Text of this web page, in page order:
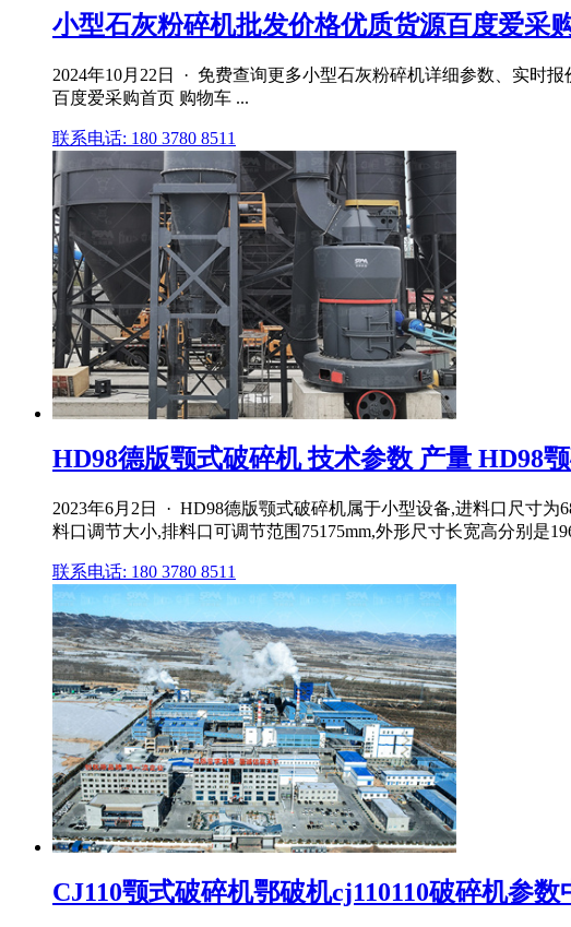
小型石灰粉碎机批发价格优质货源百度爱采
2024年10月22日 · 免费查询更多小型石灰粉碎机详细参数、实时
百度爱采购首页 购物车 ...
联系电话: 180 3780 8511
HD98德版颚式破碎机 技术参数 产量 HD98
2023年6月2日 · HD98德版颚式破碎机属于小型设备,进料口尺寸
料口调节大小,排料口可调节范围75175mm,外形尺寸长宽高分别是
联系电话: 180 3780 8511
CJ110颚式破碎机鄂破机cj110110破碎机参数